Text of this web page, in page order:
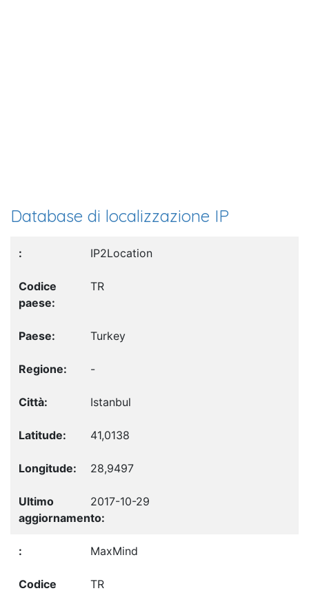
Database di localizzazione IP
IP2Location
TR
Turkey
-
Istanbul
41,0138
28,9497
2017-10-29
MaxMind
TR